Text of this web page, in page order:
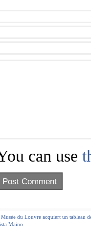
can use
du Louvre acquiert un tableau
Maino